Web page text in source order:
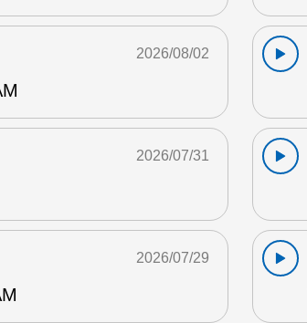
2026/08/02
2026/07/31
2026/07/29